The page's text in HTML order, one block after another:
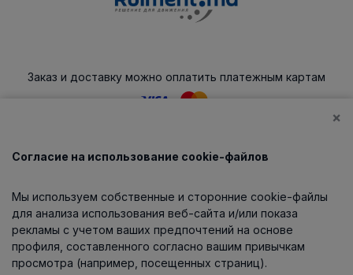
Заказ и доставку можно оплатить платежным картам
Каталог
О компании
Информация
×
Согласие на использование cookie-файлов
Мы используем собственные и сторонние cookie-файлы
для анализа использования веб-сайта и/или показа
рекламы с учетом ваших предпочтений на основе
профиля, составленного согласно вашим привычкам
просмотра (например, посещенных страниц).